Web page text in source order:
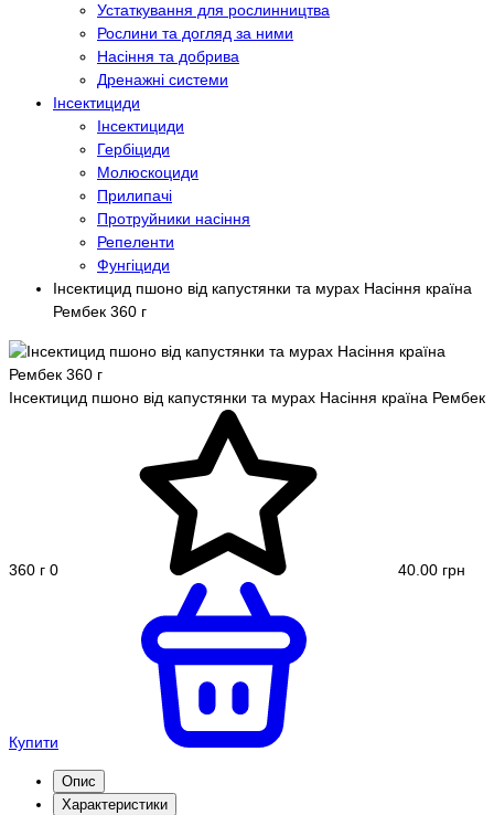
Устаткування для рослинництва
Рослини та догляд за ними
Насіння та добрива
Дренажні системи
Інсектициди
Інсектициди
Гербіциди
Молюскоциди
Прилипачі
Протруйники насіння
Репеленти
Фунгіциди
Інсектицид пшоно від капустянки та мурах Насіння країна
Рембек 360 г
Інсектицид пшоно від капустянки та мурах Насіння країна Рембек
360 г 0 40.00 грн
Купити
Опис
Характеристики